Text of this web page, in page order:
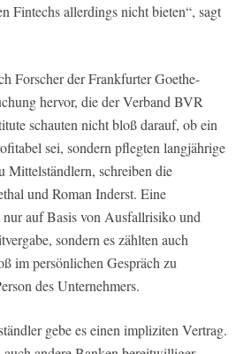
Fintechs allerdings nicht bieten“, sagt
Forscher der Frankfurter Goethe-
hervor, die der Verband BVR
schauten nicht bloß darauf, ob ein
sei, sondern pflegten langjährige
Mittelständlern, schreiben die
und Roman Inderst. Eine
auf Basis von Ausfallrisiko und
sondern es zählten auch
im persönlichen Gespräch zu
des Unternehmers.
gebe es einen impliziten Vertrag.